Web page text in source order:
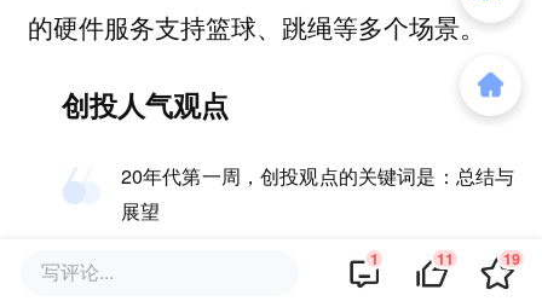
的硬件服务支持篮球、跳绳等多个场景。
创投人气观点
20年代第一周，创投观点的关键词是：总结与
展望
马微冰@Tech星球
写评论... 1 11 19